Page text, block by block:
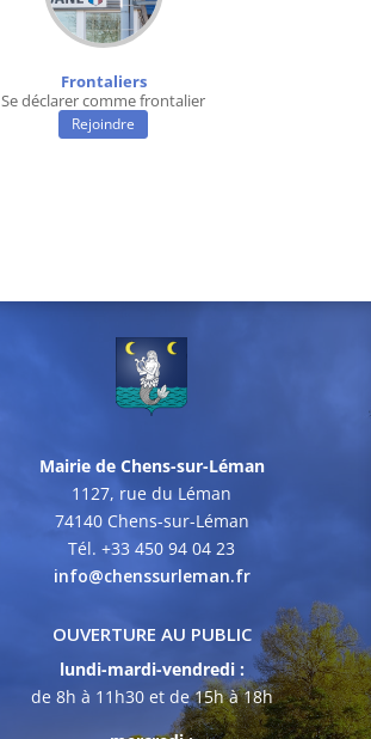
Frontaliers
Se déclarer comme frontalier
Rejoindre
Mairie de Chens-sur-Léman
1127, rue du Léman
74140 Chens-sur-Léman
Tél. +33 450 94 04 23
info@chenssurleman.fr
OUVERTURE AU PUBLIC
lundi-mardi-vendredi :
de 8h à 11h30 et de 15h à 18h